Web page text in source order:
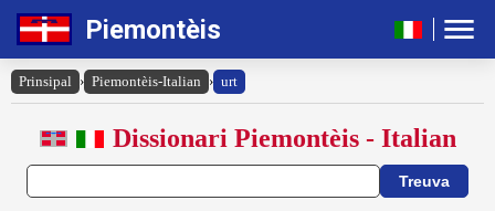
Piemontèis
Prinsipal › Piemontèis-Italian › urt
Dissionari Piemontèis - Italian